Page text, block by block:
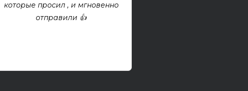
которые просил , и мгновенно
отправили 👍